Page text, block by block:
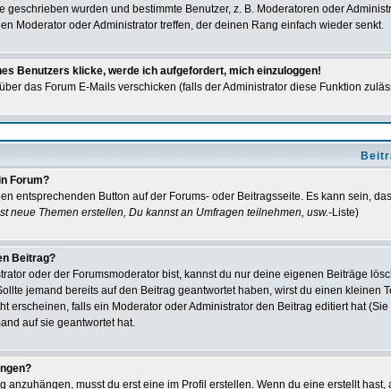
geschrieben wurden und bestimmte Benutzer, z. B. Moderatoren oder
Moderator oder Administrator treffen, der deinen Rang einfach wieder senkt.
Benutzers klicke, werde ich aufgefordert, mich einzuloggen!
das Forum E-Mails verschicken (falls der Administrator diese Funktion
Forum?
entsprechenden Button auf der Forums- oder Beitragsseite. Es kann sein,
neue Themen erstellen, Du kannst an Umfragen teilnehmen, usw.-Liste)
Beitrag?
oder der Forumsmoderator bist, kannst du nur deine eigenen Beiträge
jemand bereits auf den Beitrag geantwortet haben, wirst du einen
erscheinen, falls ein Moderator oder Administrator den Beitrag editiert hat
auf sie geantwortet hat.
anzuhängen, musst du erst eine im Profil erstellen. Wenn du eine erstellt hast,